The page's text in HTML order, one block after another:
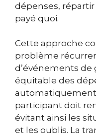
dépenses, répartir
payé quoi.
Cette approche
problème
d’événements de
équitable des
participant doit
évitant ainsi les
et les oublis. La